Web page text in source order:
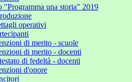
"Programma una storia" 2019
operativi
di merito - scuole
di merito - docenti
di fedeltà - docenti
d'onore